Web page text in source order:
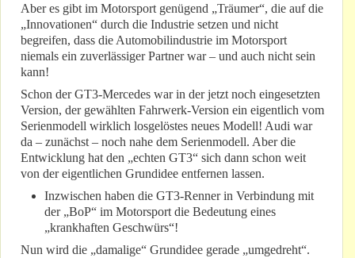
Aber es gibt im Motorsport genügend „Träumer“, die auf die
„Innovationen“ durch die Industrie setzen und nicht
begreifen, dass die Automobilindustrie im Motorsport
niemals ein zuverlässiger Partner war – und auch nicht sein
kann!
Schon der GT3-Mercedes war in der jetzt noch eingesetzten
Version, der gewählten Fahrwerk-Version ein eigentlich vom
Serienmodell wirklich losgelöstes neues Modell! Audi war
da – zunächst – noch nahe dem Serienmodell. Aber die
Entwicklung hat den „echten GT3“ sich dann schon weit
von der eigentlichen Grundidee entfernen lassen.
Inzwischen haben die GT3-Renner in Verbindung mit
der „BoP“ im Motorsport die Bedeutung eines
„krankhaften Geschwürs“!
Nun wird die „damalige“ Grundidee gerade „umgedreht“.